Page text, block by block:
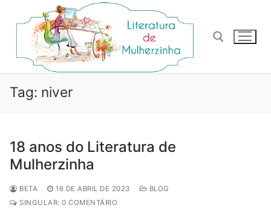
para
conteúdo
Tag: niver
18 anos do Literatura de
Mulherzinha
BETA 16 DE ABRIL DE 2023
BLOG
SINGULAR: 0 COMENTÁRIO